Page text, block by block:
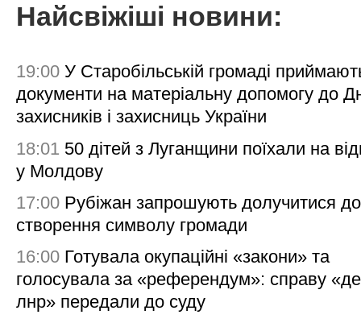
Найсвіжіші новини:
19:00 У Старобільській громаді
документи на матеріальну допомогу до
захисників і захисниць України
18:01 50 дітей з Луганщини поїхали на
у Молдову
17:00 Рубіжан запрошують долучитися до
створення символу громади
16:00 Готувала окупаційні «закони» та
голосувала за «референдум»: справу
лнр» передали до суду